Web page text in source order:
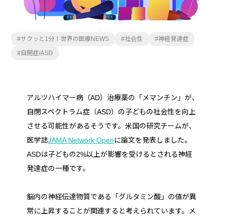
サクッと1分！世界の医療NEWS 社会性
神経発達症
自閉症/ASD
アルツハイマー病（AD）治療薬の「メマンチン」が、
自閉スペクトラム症（ASD）の子どもの社会性を向上
させる可能性があるそうです。米国の研究チームが、
医学誌JAMA Network Openに論文を発表しました。
ASDは子どもの2%以上が影響を受けるとされる神経
発達症の一種です。
脳内の神経伝達物質である「グルタミン酸」の値が異
常に上昇することが関連すると考えられています。メ